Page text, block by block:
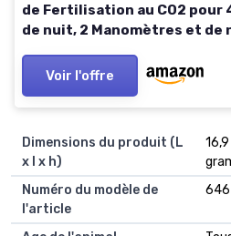
de Fertilisation au CO2 pour
de nuit, 2 Manomètres et de
Voir l'offre
Dimensions du produit (L
x l x h)
Numéro du modèle de
l'article